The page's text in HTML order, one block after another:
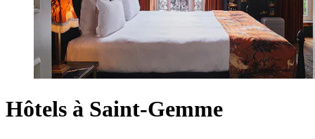
Hôtels à Saint-Gemme